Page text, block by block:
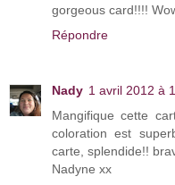
gorgeous card!!!!
Répondre
Nady 1 avril 2012 à
Mangifique cette
coloration est
carte, splendide!!
Nadyne xx